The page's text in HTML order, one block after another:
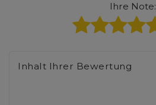
Ihre Note:
Inhalt Ihrer Bewertung